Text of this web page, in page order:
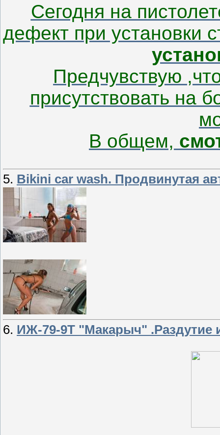
Сегодня на
дефект при установки
Предчувствую
присутствовать на
В общем,
5. Bikini car wash. Продвинутая
6. ИЖ-79-9Т "Макарыч" .Раздутие